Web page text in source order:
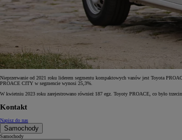
Nieprzerwanie od 2021 roku liderem segmentu kompaktowych vanów jest Toyota
PROACE CITY w segmencie wynosi 25,3%.
W kwietniu 2023 roku zarejestrowano również 187 egz. Toyoty PROACE, co było
Kontakt
Napisz do nas
Samochody
Samochody